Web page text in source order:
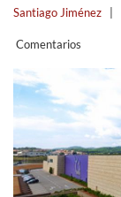
Santiago Jiménez
Comentarios